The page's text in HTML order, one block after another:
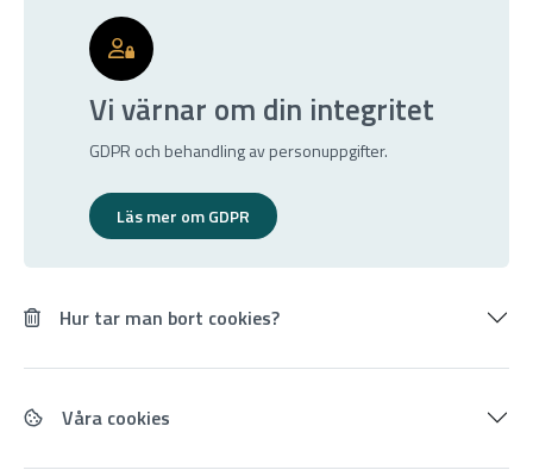
Vi värnar om din integritet
GDPR och behandling av personuppgifter.
Läs mer om GDPR
Hur tar man bort cookies?
Våra cookies